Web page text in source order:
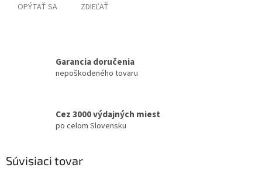
OPÝTAŤ SA ZDIEĽAŤ
Garancia doručenia
nepoškodeného tovaru
Cez 3000 výdajných miest
po celom Slovensku
Súvisiaci tovar